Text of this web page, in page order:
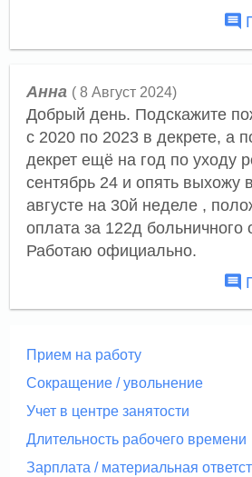
Анна ( 8 Август 2024)
Добрый день. Подскажите
с 2020 по 2023 в декрете, а
декрет ещё на год по уходу
сентябрь 24 и опять выхожу
августе на 30й неделе ,
оплата за 122д
Работаю официально.
Прием на работу
Сокращение / увольнение
Учет в центре занятости
Длительность рабочего времени
Зарплата / материальная